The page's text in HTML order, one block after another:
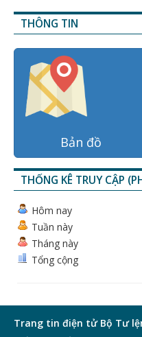
THÔNG TIN
Bản đồ
THỐNG KÊ TRUY CẬP
Hôm nay
Tuần này
Tháng này
Tổng cộng
Trang tin điện tử Bộ Tư